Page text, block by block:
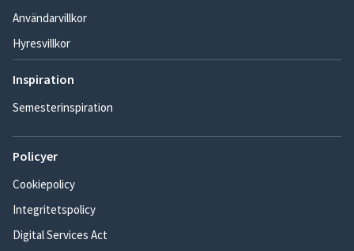
Användarvillkor
Hyresvillkor
Inspiration
Semesterinspiration
Policyer
Cookiepolicy
Integritetspolicy
Digital Services Act